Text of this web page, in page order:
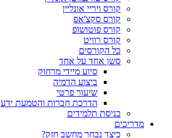
קורס ויריי אונליין
קורס סקצ'אפ
קורס פוטושופ
קורס רוויט
כל הקורסים
סשן אחד על אחד
סיוע מיידי מרחוק
ביצוע הדמיה
שיעור פרטי
הדרכת חברות והטמעת ידע
כניסת תלמידים
מדריכים
כיצד נבחר מחשב חזק?